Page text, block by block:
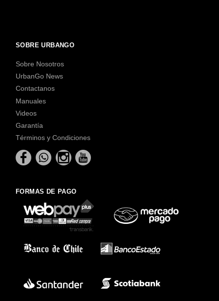
SOBRE URBANGO
Sobre Nosotros
UrbanGo News
Contactanos
Manuales
Videos
Garantía
Términos y Condiciones
FORMAS DE PAGO